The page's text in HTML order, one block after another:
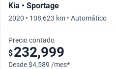
Kia • Sportage
2020 • 108,623 km • Automático
Precio contado
$232,999
Desde $4,589 /mes*